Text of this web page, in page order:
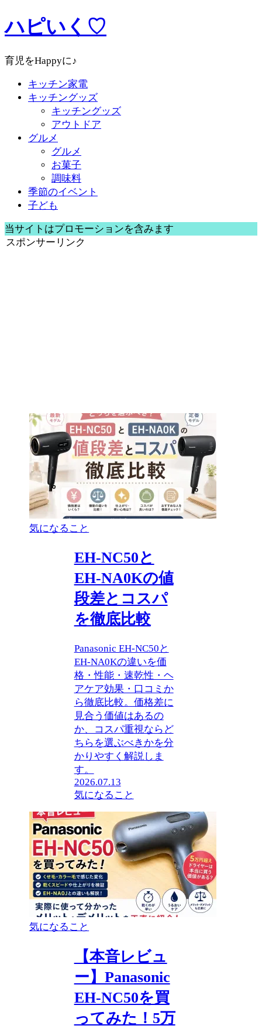
ハピいく♡
育児をHappyに♪
キッチン家電
キッチングッズ
キッチングッズ
アウトドア
グルメ
グルメ
お菓子
調味料
季節のイベント
子ども
当サイトはプロモーションを含みます
スポンサーリンク
気になること
EH-NC50と
EH-NA0Kの値
段差とコスパ
を徹底比較
Panasonic EH-NC50と
EH-NA0Kの違いを価
格・性能・速乾性・ヘ
アケア効果・口コミか
ら徹底比較。価格差に
見合う価値はあるの
か、コスパ重視ならど
ちらを選ぶべきかを分
かりやすく解説しま
す。
2026.07.13
気になること
気になること
【本音レビュ
ー】Panasonic
EH-NC50を買
ってみた！5万